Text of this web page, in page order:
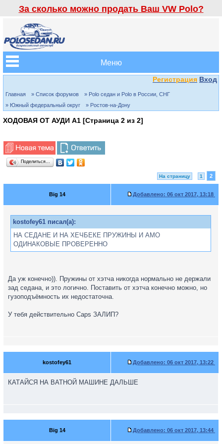
За сколько можно продать Ваш VW Polo?
Меню
Регистрация Вход
Главная » Список форумов
» Polo седан и Polo в России, СНГ
» Южный федеральный округ
» Ростов-на-Дону
ХОДОВАЯ ОТ АУДИ А1 [Страница 2 из 2]
Поделиться…
На страницу 1 2
Big 14 Добавлено: 06 окт 2017, 13:18
kostofey61 писал(а):
НА СЕДАНЕ И НА ХЕЧБЕКЕ ПРУЖИНЫ И АМО
ОДИНАКОВЫЕ ПРОВЕРЕННО
Да уж конечно)). Пружины от хэтча никогда нормально не держали
зад седана, и это логично. Поставить от хэтча конечно можно, но
гузоподъёмность их недостаточна.
У тебя действительно Caps ЗАЛИП?
kostofey61 Добавлено: 06 окт 2017, 13:22
КАТАЙСЯ НА ВАТНОЙ МАШИНЕ ДАЛЬШЕ
Big 14 Добавлено: 06 окт 2017, 13:44